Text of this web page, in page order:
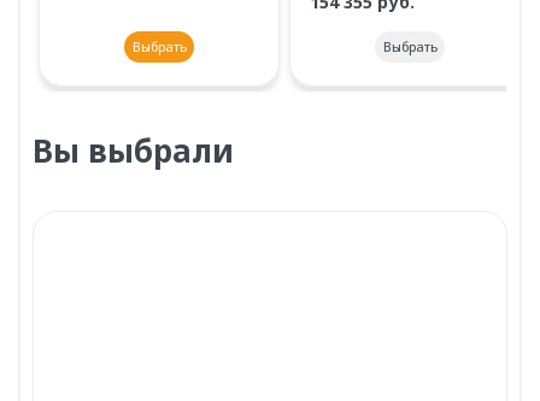
выбрать выбрать
Вы выбрали